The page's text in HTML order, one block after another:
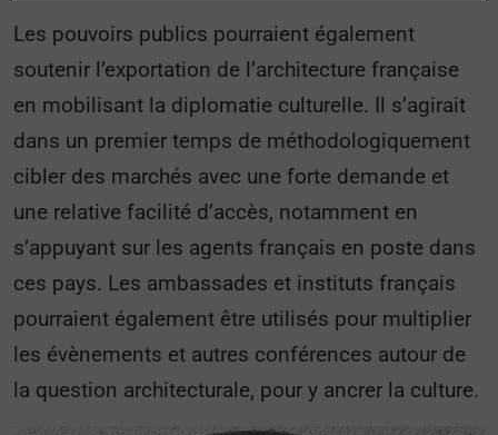
Les pouvoirs publics pourraient également
soutenir l’exportation de l’architecture française
en mobilisant la diplomatie culturelle. Il s’agirait
dans un premier temps de méthodologiquement
cibler des marchés avec une forte demande et
une relative facilité d’accès, notamment en
s’appuyant sur les agents français en poste dans
ces pays. Les ambassades et instituts français
pourraient également être utilisés pour multiplier
les évènements et autres conférences autour de
la question architecturale, pour y ancrer la culture.